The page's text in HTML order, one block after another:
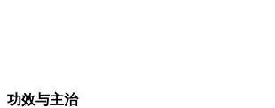
功效与主治